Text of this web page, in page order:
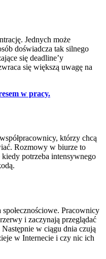
Jednych może
doświadcza tak silnego
się deadline’y
się większą uwagę na
w pracy.
którzy chcą
Rozmowy w biurze to
potrzeba intensywnego
Pracownicy
i zaczynają przeglądać
w ciągu dnia czują
w Internecie i czy nic ich